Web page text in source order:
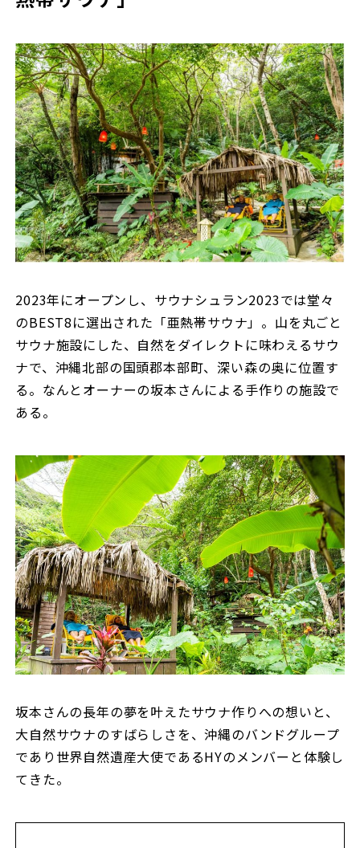
2023年にオープンし、サウナシュラン2023では堂々
のBEST8に選出された「亜熱帯サウナ」。山を丸ごと
サウナ施設にした、自然をダイレクトに味わえるサウ
ナで、沖縄北部の国頭郡本部町、深い森の奥に位置す
る。なんとオーナーの坂本さんによる手作りの施設で
ある。
坂本さんの長年の夢を叶えたサウナ作りへの想いと、
大自然サウナのすばらしさを、沖縄のバンドグループ
であり世界自然遺産大使であるHYのメンバーと体験し
てきた。